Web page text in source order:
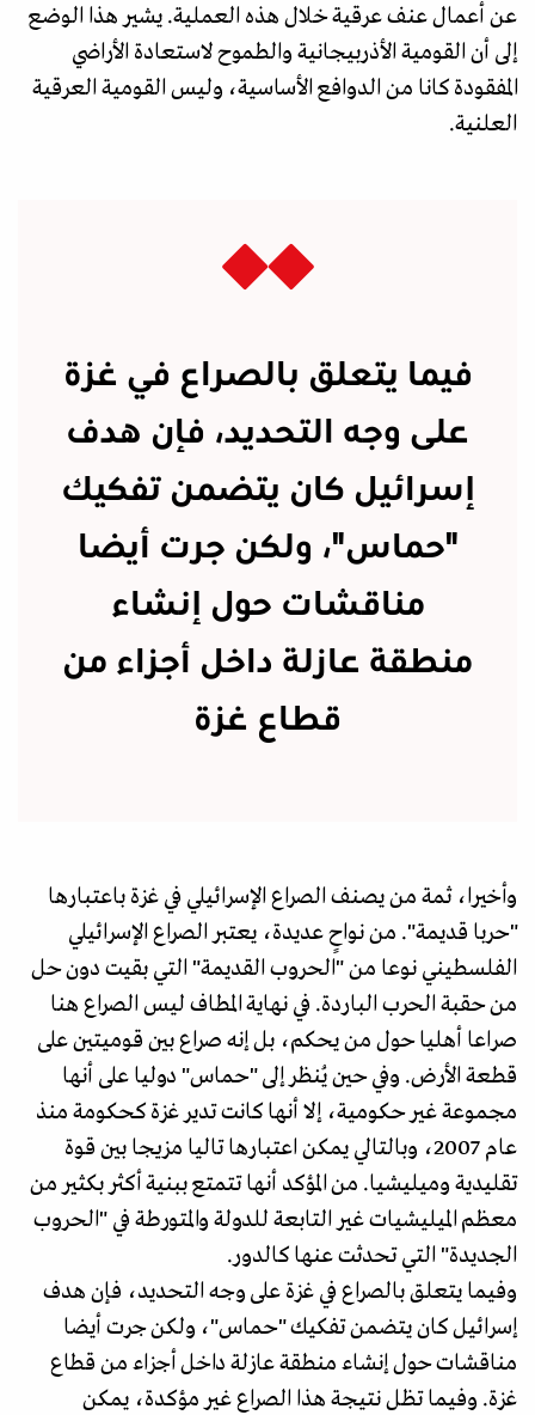
عن أعمال عنف عرقية خلال هذه العملية. يشير هذا الوضع
إلى أن القومية الأذربيجانية والطموح لاستعادة الأراضي
المفقودة كانا من الدوافع الأساسية، وليس القومية العرقية
العلنية.
فيما يتعلق بالصراع في غزة
على وجه التحديد، فإن هدف
إسرائيل كان يتضمن تفكيك
"حماس"، ولكن جرت أيضا
مناقشات حول إنشاء
منطقة عازلة داخل أجزاء من
قطاع غزة
وأخيرا، ثمة من يصنف الصراع الإسرائيلي في غزة باعتبارها
"حربا قديمة". من نواحٍ عديدة، يعتبر الصراع الإسرائيلي
الفلسطيني نوعا من "الحروب القديمة" التي بقيت دون حل
من حقبة الحرب الباردة. في نهاية المطاف ليس الصراع هنا
صراعا أهليا حول من يحكم، بل إنه صراع بين قوميتين على
قطعة الأرض. وفي حين يُنظر إلى "حماس" دوليا على أنها
مجموعة غير حكومية، إلا أنها كانت تدير غزة كحكومة منذ
عام 2007، وبالتالي يمكن اعتبارها تاليا مزيجا بين قوة
تقليدية وميليشيا. من المؤكد أنها تتمتع ببنية أكثر بكثير من
معظم الميليشيات غير التابعة للدولة والمتورطة في "الحروب
الجديدة" التي تحدثت عنها كالدور.
وفيما يتعلق بالصراع في غزة على وجه التحديد، فإن هدف
إسرائيل كان يتضمن تفكيك "حماس"، ولكن جرت أيضا
مناقشات حول إنشاء منطقة عازلة داخل أجزاء من قطاع
غزة. وفيما تظل نتيجة هذا الصراع غير مؤكدة، يمكن